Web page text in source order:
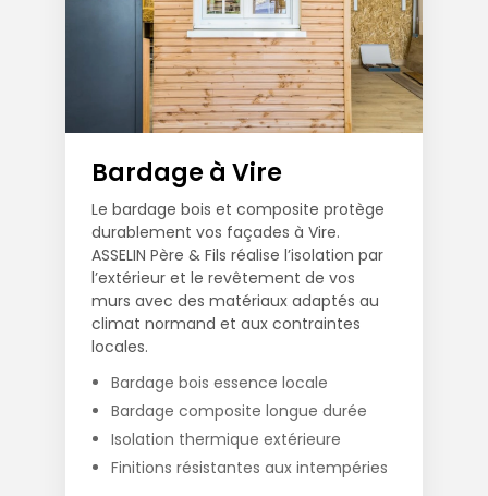
Bardage à Vire
Le bardage bois et composite protège
durablement vos façades à Vire.
ASSELIN Père & Fils réalise l’isolation par
l’extérieur et le revêtement de vos
murs avec des matériaux adaptés au
climat normand et aux contraintes
locales.
Bardage bois essence locale
Bardage composite longue durée
Isolation thermique extérieure
Finitions résistantes aux intempéries